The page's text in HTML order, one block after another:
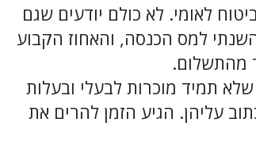
לאומי. לא כולם יודעים שגם
ייעודי בדוח השנתי למס הכנסה, והאחוז הקבוע
מהתשלום.
תמיד מוכרות לבעלי ובעלות
עליהן. הגיע הזמן להרים את